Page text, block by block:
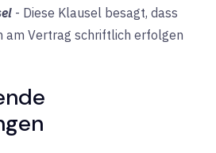
- Diese Klausel besagt, dass
am Vertrag schriftlich erfolgen